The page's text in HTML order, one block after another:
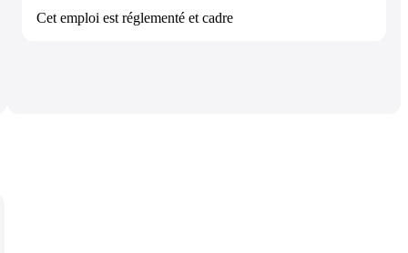
Cet emploi est réglementé et cadre